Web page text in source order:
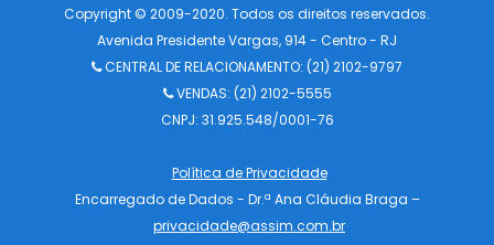
Copyright © 2009-2020. Todos os direitos reservados.
Avenida Presidente Vargas, 914 - Centro - RJ
CENTRAL DE RELACIONAMENTO: (21) 2102-9797
VENDAS: (21) 2102-5555
CNPJ: 31.925.548/0001-76
Política de Privacidade
Encarregado de Dados - Dr.ª Ana Cláudia Braga –
privacidade@assim.com.br